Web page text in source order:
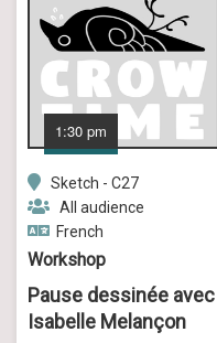
1:30 pm
Sketch - C27
All audience
French
Workshop
Pause dessinée avec
Isabelle Melançon